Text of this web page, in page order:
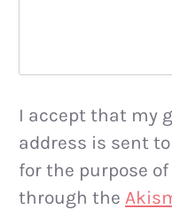
I accept that my
address is sent
for the purpose
through the